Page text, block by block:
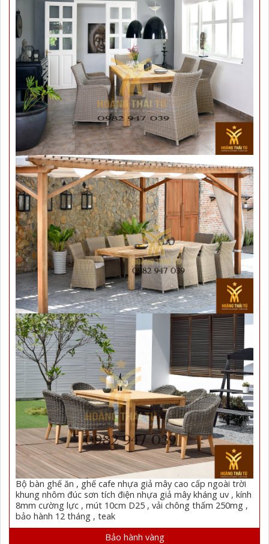
Bộ bàn ghế ăn , ghế cafe nhựa giả mây cao cấp ngoài trời
khung nhôm đúc sơn tích điện nhựa giả mây kháng uv , kính
8mm cường lực , mút 10cm D25 , vải chông thấm 250mg ,
bảo hành 12 tháng , teak
Bảo hành vàng